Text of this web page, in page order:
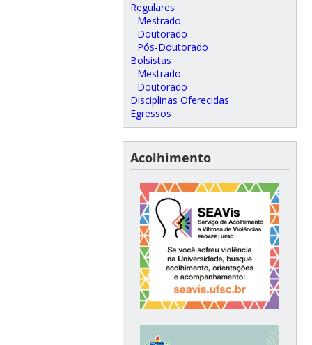
Regulares
Mestrado
Doutorado
Pós-Doutorado
Bolsistas
Mestrado
Doutorado
Disciplinas Oferecidas
Egressos
Acolhimento